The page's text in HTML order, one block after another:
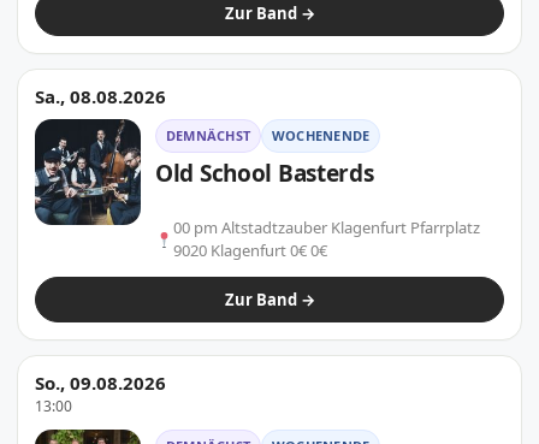
Zur Band →
Sa., 08.08.2026
DEMNÄCHST WOCHENENDE
Old School Basterds
00 pm Altstadtzauber Klagenfurt Pfarrplatz
9020 Klagenfurt 0€ 0€
Zur Band →
So., 09.08.2026
13:00